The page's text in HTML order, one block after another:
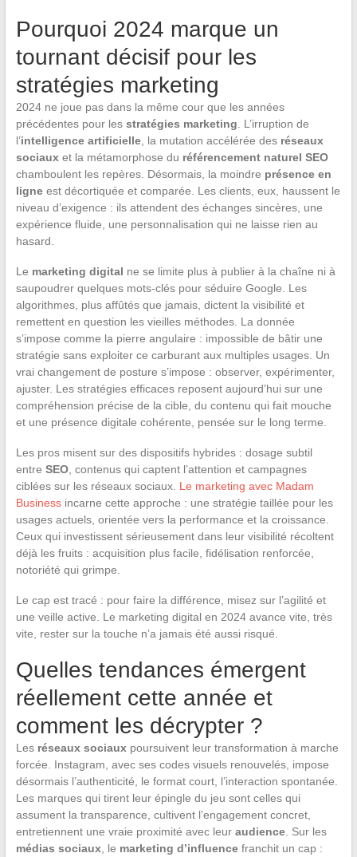
Pourquoi 2024 marque un
tournant décisif pour les
stratégies marketing
2024 ne joue pas dans la même cour que les années
précédentes pour les stratégies marketing . L’irruption de
l’intelligence artificielle, la mutation accélérée des réseaux
sociauxet la métamorphose du référencement naturel SEO
chamboulent les repères. Désormais, la moindre présence en
ligneest décortiquée et comparée. Les clients, eux, haussent le
niveau d’exigence : ils attendent des échanges sincères, une
expérience fluide, une personnalisation qui ne laisse rien au
hasard.
Le marketing digital ne se limite plus à publier à la chaîne ni à
saupoudrer quelques mots-clés pour séduire Google. Les
algorithmes, plus affûtés que jamais, dictent la visibilité et
remettent en question les vieilles méthodes. La donnée
s’impose comme la pierre angulaire : impossible de bâtir une
stratégie sans exploiter ce carburant aux multiples usages. Un
vrai changement de posture s’impose : observer, expérimenter,
ajuster. Les stratégies efficaces reposent aujourd’hui sur une
compréhension précise de la cible, du contenu qui fait mouche
et une présence digitale cohérente, pensée sur le long terme.
Les pros misent sur des dispositifs hybrides : dosage subtil
entre SEO, contenus qui captent l’attention et campagnes
ciblées sur les réseaux sociaux. Le marketing avec Madam
Businessincarne cette approche : une stratégie taillée pour les
usages actuels, orientée vers la performance et la croissance.
Ceux qui investissent sérieusement dans leur visibilité récoltent
déjà les fruits : acquisition plus facile, fidélisation renforcée,
notoriété qui grimpe.
Le cap est tracé : pour faire la différence, misez sur l’agilité et
une veille active. Le marketing digital en 2024 avance vite, très
vite, rester sur la touche n’a jamais été aussi risqué.
Quelles tendances émergent
réellement cette année et
comment les décrypter ?
Les réseaux sociauxpoursuivent leur transformation à marche
forcée. Instagram, avec ses codes visuels renouvelés, impose
désormais l’authenticité, le format court, l’interaction spontanée.
Les marques qui tirent leur épingle du jeu sont celles qui
assument la transparence, cultivent l’engagement concret,
entretiennent une vraie proximité avec leur audience. Sur les
médias sociaux, le marketing d’influencefranchit un cap :